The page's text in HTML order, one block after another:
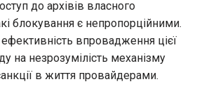
до архівів власного
блокування є непропорційними.
впровадження цієї
на незрозумілість механізму
в життя провайдерами.